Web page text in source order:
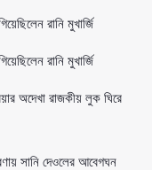
রানি মুখার্জি
রানি মুখার্জি
অদেখা রাজকীয় লুক ঘিরে
সানি দেওলের আবেগঘন